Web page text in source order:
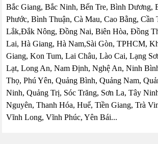
Bắc Giang, Bắc Ninh, Bến Tre, Bình Dương,
Phước, Bình Thuận, Cà Mau, Cao Bằng,
Lắk,Đắk Nông, Đồng Nai, Biên Hòa, Đồng
Lai, Hà Giang, Hà Nam,Sài Gòn, TPHCM,
Giang, Kon Tum, Lai Châu, Lào Cai, Lạng
Lạt, Long An, Nam Định, Nghệ An, Ninh
Thọ, Phú Yên, Quảng Bình, Quảng Nam,
Ninh, Quảng Trị, Sóc Trăng, Sơn La, Tây
Nguyên, Thanh Hóa, Huế, Tiền Giang, Trà
Vĩnh Long, Vĩnh Phúc, Yên Bái...